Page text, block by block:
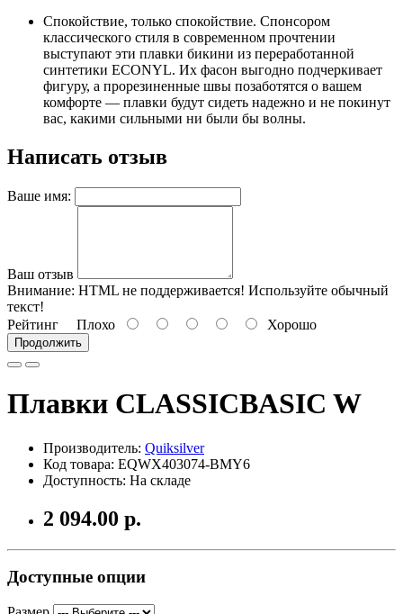
Спокойствие, только спокойствие. Спонсором
классического стиля в современном прочтении
выступают эти плавки бикини из переработанной
синтетики ECONYL. Их фасон выгодно подчеркивает
фигуру, а прорезиненные швы позаботятся о вашем
комфорте — плавки будут сидеть надежно и не покинут
вас, какими сильными ни были бы волны.
Написать отзыв
Ваше имя:
Ваш отзыв
Внимание: HTML не поддерживается! Используйте обычный
текст!
Рейтинг Плохо Хорошо
Продолжить
Плавки CLASSICBASIC W
Производитель: Quiksilver
Код товара: EQWX403074-BMY6
Доступность: На складе
2 094.00 р.
Доступные опции